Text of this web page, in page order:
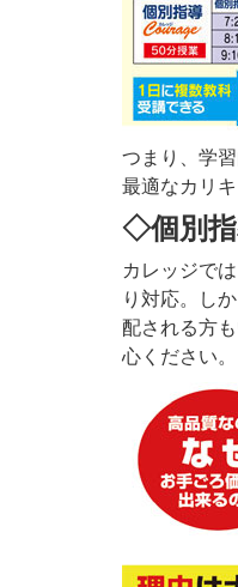
つまり、学
最適なカリ
◇個別
カレッジで
り対応。し
配される方
心ください。